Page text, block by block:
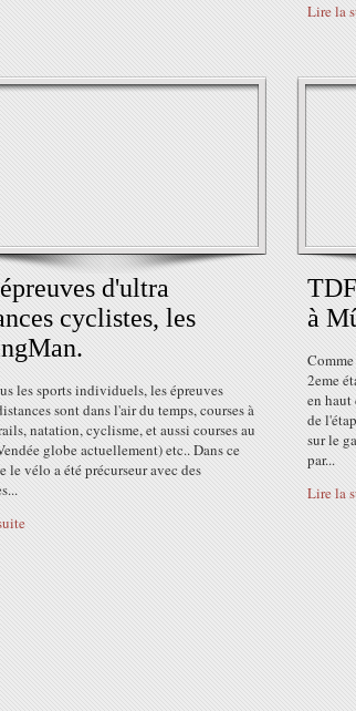
Lire la
d'ultra
cyclistes, les
les sports individuels, les épreuves
sont dans l'air du temps, courses à
natation, cyclisme, et aussi courses au
globe actuellement) etc.. Dans ce
le vélo a été précurseur avec des
à
2eme
en haut
de
sur le
par...
Lire la